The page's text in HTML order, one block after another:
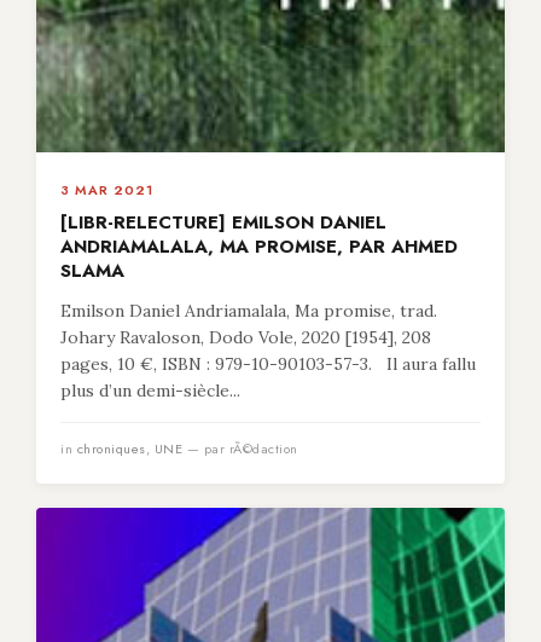
3 MAR 2021
[LIBR-RELECTURE] EMILSON DANIEL
ANDRIAMALALA, MA PROMISE, PAR AHMED
SLAMA
Emilson Daniel Andriamalala, Ma promise, trad.
Johary Ravaloson, Dodo Vole, 2020 [1954], 208
pages, 10 €, ISBN : 979-10-90103-57-3. Il aura fallu
plus d’un demi-siècle...
in chroniques, UNE — par rÃ©daction